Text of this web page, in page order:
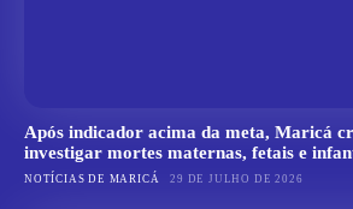
Após indicador acima da meta, Maricá
investigar mortes maternas, fetais e
NOTÍCIAS DE MARICÁ 29 DE JULHO DE 2026